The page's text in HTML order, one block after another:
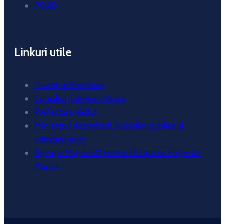
POAD
Linkuri utile
Guvernul României
Consiliul Județean Vaslui
Prefectura Vaslui
Ministerul dezvoltarii, lucrărilor publice și
administrației
Agenția Națională pentru Ocuparea Forței de
Muncă